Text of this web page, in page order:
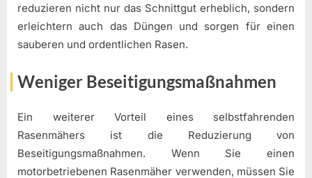
reduzieren nicht nur das Schnittgut erheblich, sondern
erleichtern auch das Düngen und sorgen für einen
sauberen und ordentlichen Rasen.
Weniger Beseitigungsmaßnahmen
Ein weiterer Vorteil eines selbstfahrenden
Rasenmähers ist die Reduzierung von
Beseitigungsmaßnahmen. Wenn Sie einen
motorbetriebenen Rasenmäher verwenden, müssen Sie